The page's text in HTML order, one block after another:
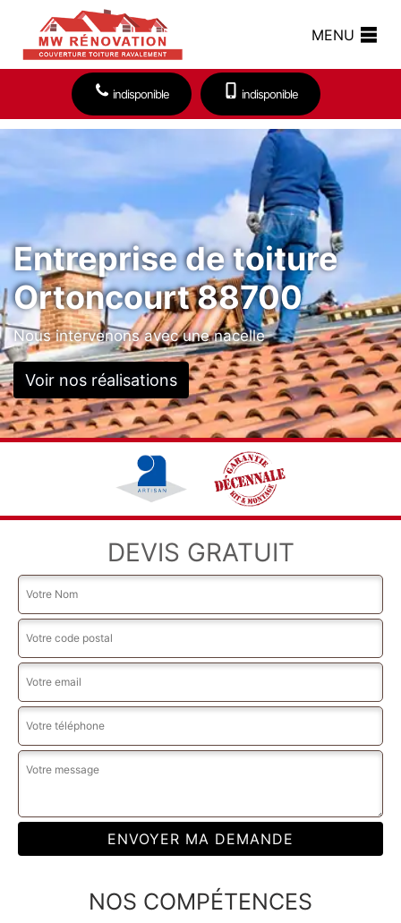
MENU
indisponible indisponible
Entreprise de toiture
Ortoncourt 88700
Nous intervenons avec une nacelle
Voir nos réalisations
DEVIS GRATUIT
NOS COMPÉTENCES